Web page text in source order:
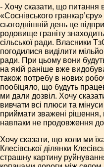
- Хочу сказати, що питання
«Соснівського
сьогоднішній день це
родовище граніту
сільської ради. Власники
погодилися виділити
ради. При цьому вони
на якій раніше вже
також потребу в нових
пообіцяло, що будуть
ми дали дозвіл. Хочу
вивчати всі плюси та
приймати зважені
навпаки не продовження
Хочу сказати, що коли ми
Клесівської ділянки
страшну картину